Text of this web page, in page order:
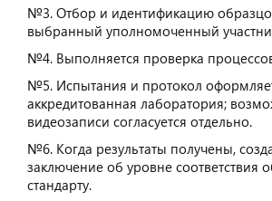
№3. Отбор и идентификацию
выбранный уполномоченный
№4. Выполняется проверка
№5. Испытания и протокол
аккредитованная лаборатория;
видеозаписи согласуется отдельно.
№6. Когда результаты получены,
заключение об уровне соответствия
стандарту.